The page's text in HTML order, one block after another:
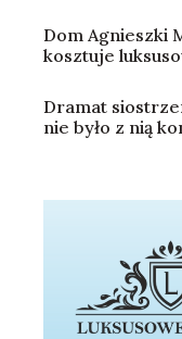
Dom Agnieszki
kosztuje
Dramat
nie było z nią